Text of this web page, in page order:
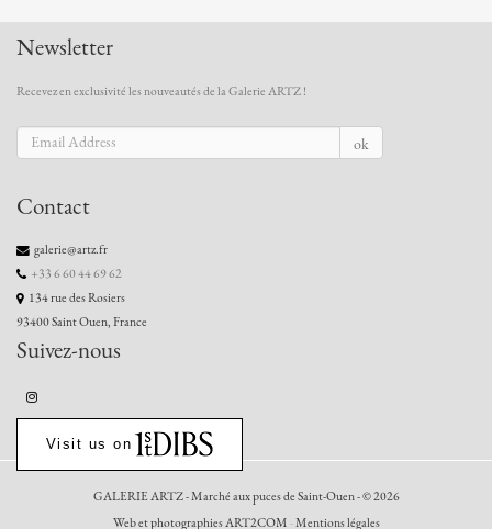
Newsletter
Recevez en exclusivité les nouveautés de la Galerie ARTZ !
ok
Contact
galerie@artz.fr
+33 6 60 44 69 62
134 rue des Rosiers
93400 Saint Ouen, France
Suivez-nous
Visit us on
GALERIE ARTZ - Marché aux puces de Saint-Ouen - © 2026
Web et photographies ART2COM -Mentions légales